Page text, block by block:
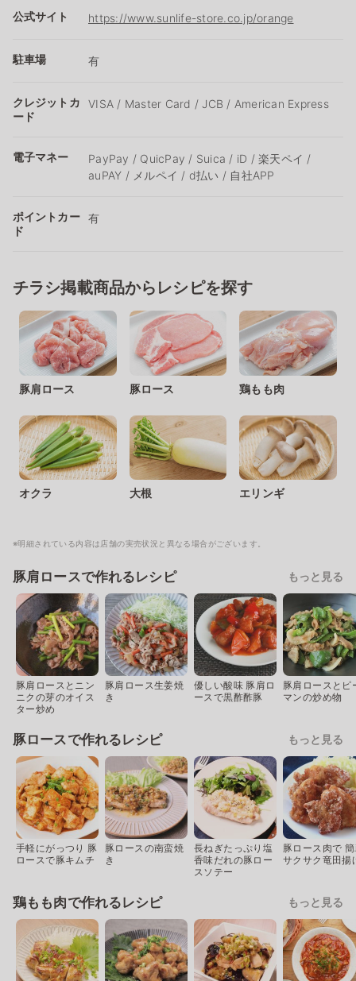
公式サイト https://www.sunlife-store.co.jp/orange
駐車場 有
クレジットカ
ード
VISA / Master Card / JCB / American Express
電子マネー
PayPay / QuicPay / Suica / iD / 楽天ペイ /
auPAY / メルペイ / d払い / 自社APP
ポイントカー
ド
有
チラシ掲載商品からレシピを探す
豚肩ロース 豚ロース 鶏もも肉
オクラ 大根 エリンギ
※明細されている内容は店舗の実売状況と異なる場合がございます。
豚肩ロースで作れるレシピ もっと見る
豚肩ロースとニン
ニクの芽のオイス
ター炒め
豚肩ロース生姜焼
き
優しい酸味 豚肩ロ
ースで黒酢酢豚
豚肩ロースとピ
マンの炒め物
豚ロースで作れるレシピ もっと見る
手軽にがっつり 豚
ロースで豚キムチ
豚ロースの南蛮焼
き
長ねぎたっぷり塩
香味だれの豚ロー
スソテー
豚ロース肉で
サクサク竜田揚
鶏もも肉で作れるレシピ もっと見る